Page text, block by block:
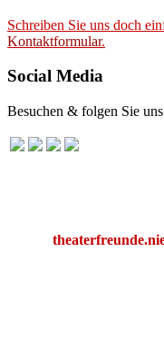
Schreiben Sie uns doch
Kontaktformular.
Social Media
Besuchen & folgen Sie